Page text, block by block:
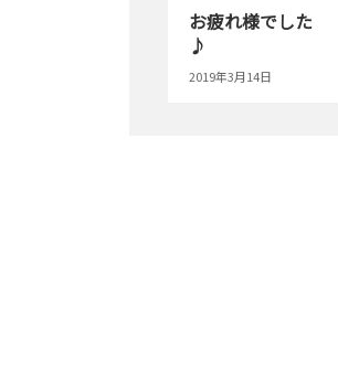
お疲れ様でした
♪
2019年3月14日